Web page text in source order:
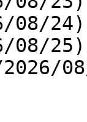
08/
08/